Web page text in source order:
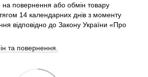
повернення або обмін товару
14 календарних днів з моменту
відповідно до Закону України «Про
та повернення.